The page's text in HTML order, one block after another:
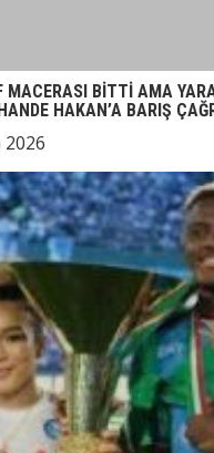
MACERASI BİTTİ AMA
HAKAN’A BARIŞ